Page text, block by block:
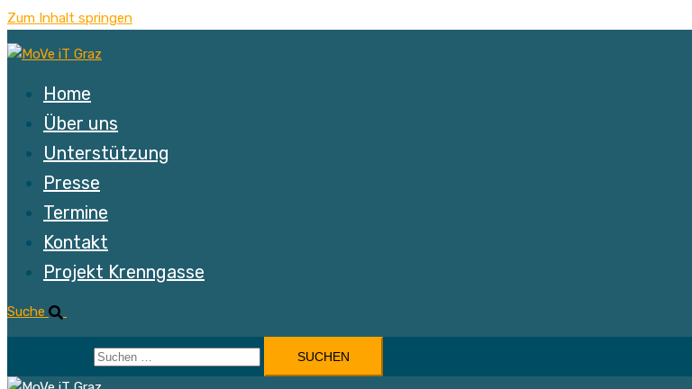
Zum Inhalt springen
Home
Über uns
Unterstützung
Presse
Termine
Kontakt
Projekt Krenngasse
Suche